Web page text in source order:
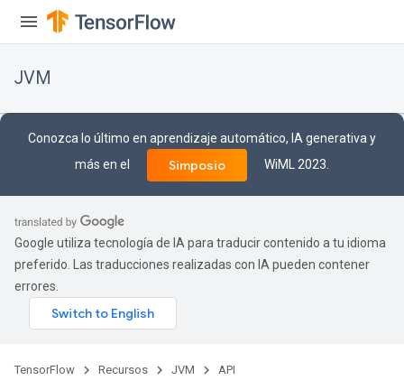
JVM
Conozca lo último en aprendizaje automático, IA generativa y
más en el
Simposio WiML 2023.
Google utiliza tecnología de IA para traducir contenido a tu idioma
preferido. Las traducciones realizadas con IA pueden contener
errores.
TensorFlow Recursos JVM API